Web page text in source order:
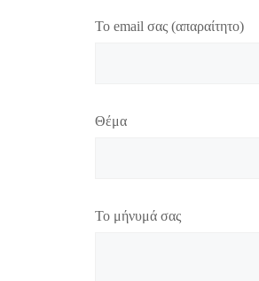
Το email σας (απαραίτητο)
Θέμα
Το μήνυμά σας